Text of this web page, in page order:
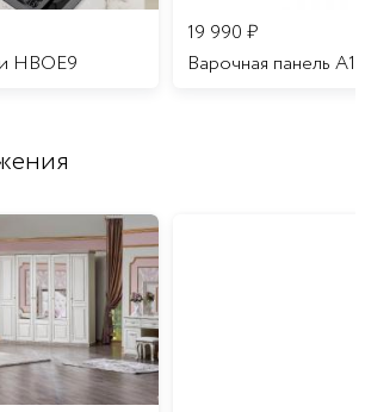
HBOE9
19 990 ₽
Варочная панель A16